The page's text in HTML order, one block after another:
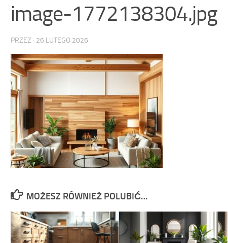
image-1772138304.jpg
PRZEZ · 26 LUTEGO 2026
MOŻESZ RÓWNIEŻ POLUBIĆ…